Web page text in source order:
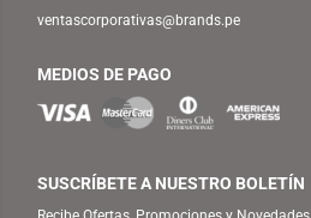
ventascorporativas@brands.pe
MEDIOS DE PAGO
SUSCRÍBETE A NUESTRO BOLETÍN